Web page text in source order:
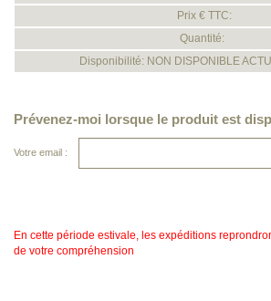
Prix € TTC:
Quantité:
Disponibilité: NON DISPONIBLE
Prévenez-moi lorsque le produit est
Votre email :
En cette période estivale, les expéditions
de votre compréhension